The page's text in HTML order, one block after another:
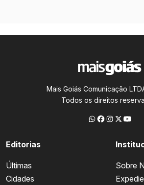
Mais Goiás Comunicação
Todos os direitos
Editorias
Últimas
Cidades
Sobre